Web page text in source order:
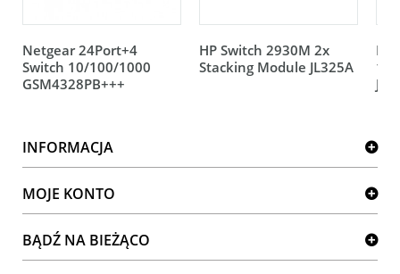
Netgear 24Port+4
Switch 10/100/1000
GSM4328PB+++
HP Switch 2930M 2x
Stacking Module JL325A
HP
INFORMACJA
MOJE KONTO
BĄDŹ NA BIEŻĄCO